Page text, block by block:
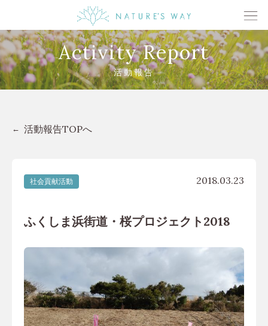
Activity Report
活動報告
活動報告TOPへ
社会貢献活動 2018.03.23
ふくしま浜街道・桜プロジェクト2018